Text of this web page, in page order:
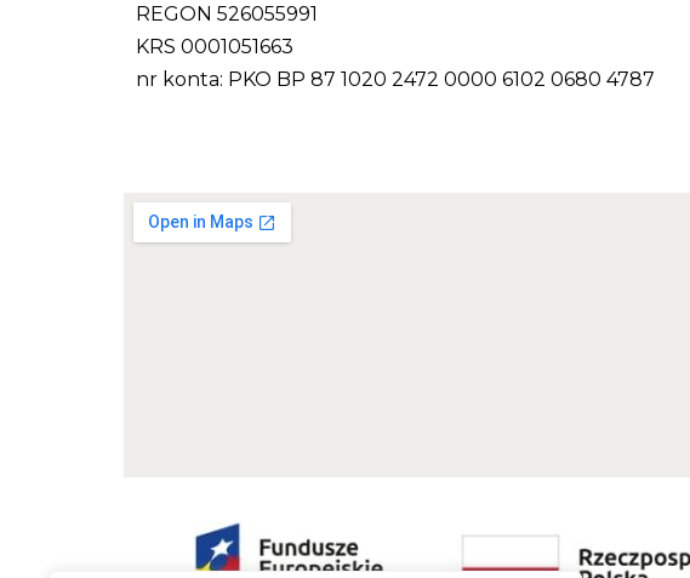
REGON 526055991
KRS 0001051663
nr konta: PKO BP 87 1020 2472 0000 6102 0680 4787